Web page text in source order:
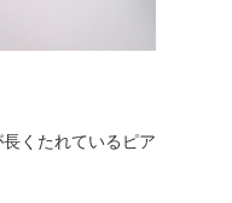
くたれているピア